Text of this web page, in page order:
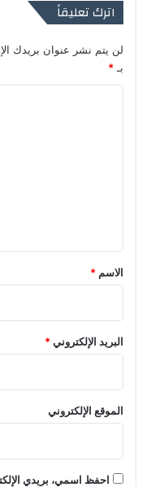
اترك تعليقاً
لن يتم نشر عنوان بريدك
بـ *
*
الاسم *
البريد الإلكتروني*
الموقع الإلكتروني
احفظ اسمي، بريدي